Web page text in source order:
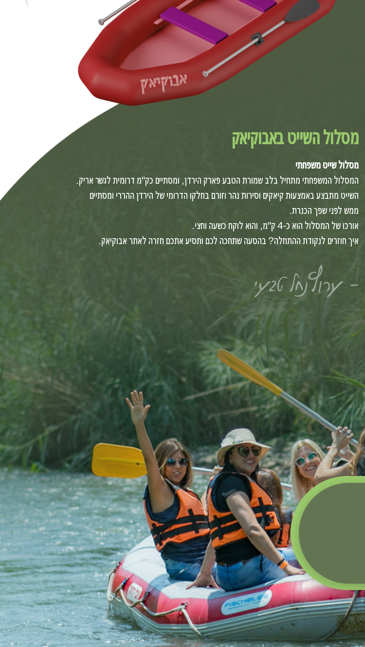
מסלול השייט באבוקיאק
מסלול שייט משפחתי
המסלול המשפחתי מתחיל בלב שמורת הטבע פארק הירדן, ומסתיים כק"מ דרומית לגשר אריק.
השייט מתבצע באמצעות קיאקים וסירות נהר וזורם בחלקו הדרומי של הירדן ההררי ומסתיים
ממש לפני שפך הכנרת.
אורכו של המסלול הוא כ-4 ק"מ, והוא לוקח כשעה וחצי.
איך חוזרים לנקודת ההתחלה? בהסעה שתחכה לכם ותסיע אתכם חזרה לאתר אבוקיאק.